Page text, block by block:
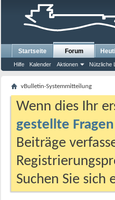
Startseite Forum
Hilfe Kalender Aktionen Nützliche
vBulletin-Systemmitteilung
Wenn dies Ihr
gestellte Fragen
Beiträge
Suchen Sie sich